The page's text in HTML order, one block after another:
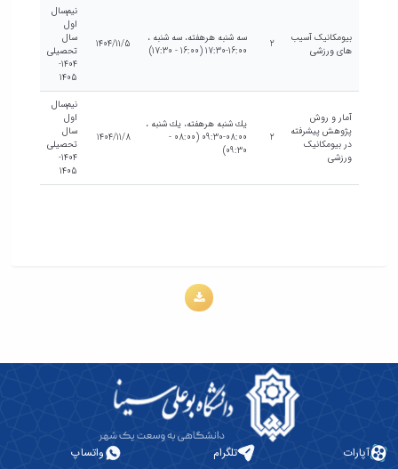
بیومکانیک آسیب
های ورزشی
2
سه شنبه هرهفته، سه شنبه ،
16:00-17:30 (16:00 - 17:30)
1404/11/5
نیم‌سال
اول
سال
تحصیلی
1404-
1405
آمار و روش
پژوهش پیشرفته
در بیومکانیک
ورزشی
2
يك شنبه هرهفته، يك شنبه ،
08:00-09:30 (08:00 -
09:30)
1404/11/8
نیم‌سال
اول
سال
تحصیلی
1404-
1405
آپارات تلگرام واتساپ